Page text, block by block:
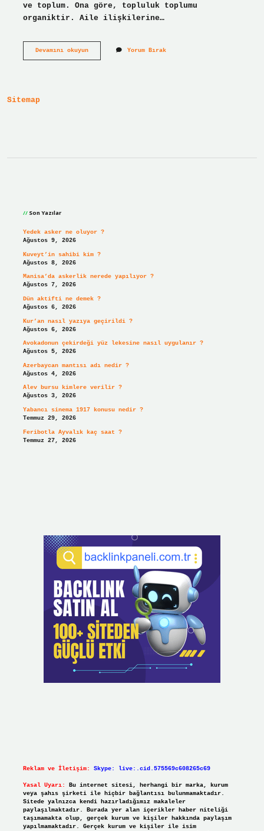
ve toplum. Ona göre, topluluk toplumu
organiktir. Aile ilişkilerine…
Devamını okuyunCemaat
Yorum Bırak
Sitemap
Son Yazılar
Yedek asker ne oluyor ?
Ağustos 9, 2026
Kuveyt’in sahibi kim ?
Ağustos 8, 2026
Manisa’da askerlik nerede yapılıyor ?
Ağustos 7, 2026
Dün aktifti ne demek ?
Ağustos 6, 2026
Kur’an nasıl yazıya geçirildi ?
Ağustos 6, 2026
Avokadonun çekirdeği yüz lekesine nasıl uygulanır ?
Ağustos 5, 2026
Azerbaycan mantısı adı nedir ?
Ağustos 4, 2026
Alev bursu kimlere verilir ?
Ağustos 3, 2026
Yabancı sinema 1917 konusu nedir ?
Temmuz 29, 2026
Feribotla Ayvalık kaç saat ?
Temmuz 27, 2026
Reklam ve İletişim: Skype: live:.cid.575569c608265c69
Yasal Uyarı:
Bu internet sitesi, herhangi bir marka, kurum
veya şahıs şirketi ile hiçbir bağlantısı bulunmamaktadır.
Sitede yalnızca kendi hazırladığımız makaleler
paylaşılmaktadır. Burada yer alan içerikler haber niteliği
taşımamakta olup, gerçek kurum ve kişiler hakkında paylaşım
yapılmamaktadır. Gerçek kurum ve kişiler ile isim